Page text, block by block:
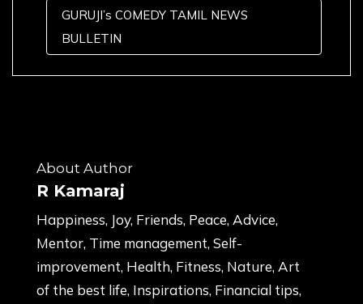
GURUJI’s COMEDY TAMIL NEWS
BULLETIN
About Author
R Kamaraj
Happiness, Joy, Friends, Peace, Advice,
Mentor, Time management, Self-
improvement, Health, Fitness, Nature, Art
of the best life, Inspirations, Financial tips,